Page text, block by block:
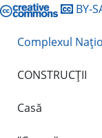
BY-
Complexul
CONSTRUCŢII
Casă